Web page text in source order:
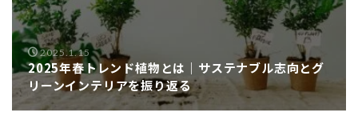
2025.1.15
2025年春トレンド植物とは｜サステナブル志向とグ
リーンインテリアを振り返る